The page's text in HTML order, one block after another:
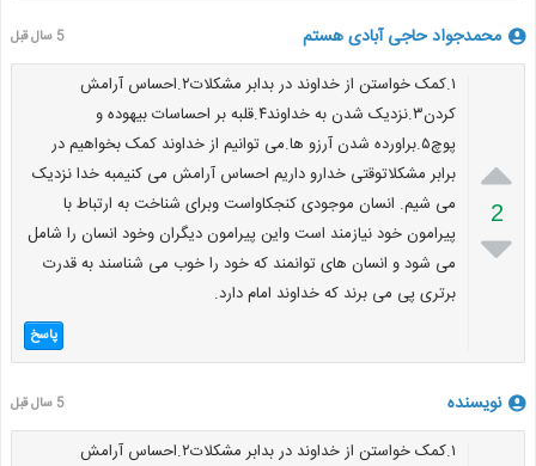
محمدجواد حاجی آبادی هستم 5 سال قبل

2

۱.کمک خواستن از خداوند در بدابر مشکلات۲.احساس آرامش
کردن۳.نزدیک شدن به خداوند۴.قلبه بر احساسات بیهوده و
پوچ۵.براورده شدن آرزو ها.می توانیم از خداوند کمک بخواهیم در
برابر مشکلاتوقتی خدارو داریم احساس آرامش می کنیمبه خدا نزدیک
می شیم. انسان موجودی کنجکاواست وبرای شناخت به ارتباط با
پیرامون خود نیازمند است واین پیرامون دیگران وخود انسان را شامل
می شود و انسان های توانمند که خود را خوب می شناسند به قدرت
برتری پی می برند که خداوند امام دارد.
پاسخ
نویسنده 5 سال قبل
۱.کمک خواستن از خداوند در بدابر مشکلات۲.احساس آرامش